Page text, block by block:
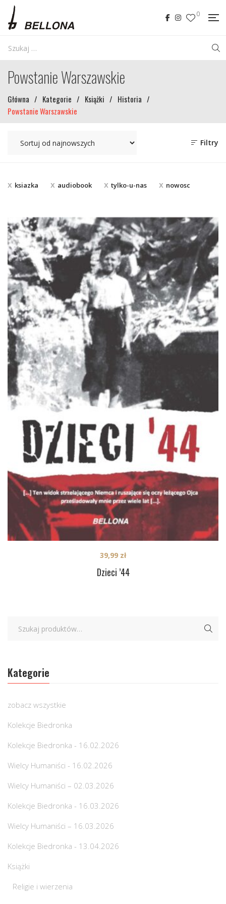
0
Powstanie Warszawskie
Główna / Kategorie / Książki / Historia /
Powstanie Warszawskie
Filtry
ksiazka audiobook tylko-u-nas nowosc
Dzieci ’44
39,99 zł
Kategorie
zobacz wszystkie
Kolekcje Biedronka
Kolekcje Biedronka - 16.02.2026
Wielcy Humaniści - 16.02.2026
Wielcy Humaniści – 02.03.2026
Kolekcje Biedronka - 16.03.2026
Wielcy Humaniści – 16.03.2026
Kolekcje Biedronka - 13.04.2026
Książki
Religie i wierzenia